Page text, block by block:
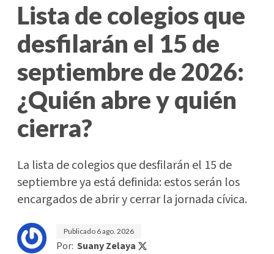
Lista de colegios que
desfilarán el 15 de
septiembre de 2026:
¿Quién abre y quién
cierra?
La lista de colegios que desfilarán el 15 de
septiembre ya está definida: estos serán los
encargados de abrir y cerrar la jornada cívica.
Publicado 6 ago. 2026
Por: Suany Zelaya